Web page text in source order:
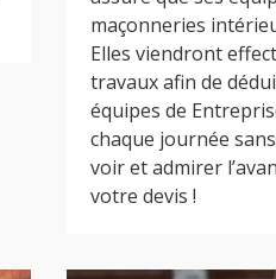
maçonneries
Elles viendront
travaux afin de
équipes de
chaque journée
voir et admirer
votre devis !